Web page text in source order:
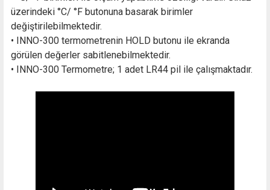
üzerindeki °C/ °F butonuna basarak birimler
değiştirilebilmektedir.
• INNO-300 termometrenin HOLD butonu ile ekranda
görülen değerler sabitlenebilmektedir.
• INNO-300 Termometre; 1 adet LR44 pil ile çalışmaktadır.